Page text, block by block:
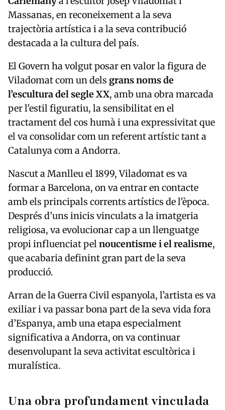
Massanas, en reconeixement a la seva
trajectòria artística i a la seva contribució
destacada a la cultura del país.
El Govern ha volgut posar en valor la figura de
Viladomat com un dels grans noms de
l’escultura del segle XX, amb una obra marcada
per l’estil figuratiu, la sensibilitat en el
tractament del cos humà i una expressivitat que
el va consolidar com un referent artístic tant a
Catalunya com a Andorra.
Nascut a Manlleu el 1899, Viladomat es va
formar a Barcelona, on va entrar en contacte
amb els principals corrents artístics de l’època.
Després d’uns inicis vinculats a la imatgeria
religiosa, va evolucionar cap a un llenguatge
propi influenciat pelnoucentisme i el realisme,
que acabaria definint gran part de la seva
producció.
Arran de la Guerra Civil espanyola, l’artista es va
exiliar i va passar bona part de la seva vida fora
d’Espanya, amb una etapa especialment
significativa a Andorra, on va continuar
desenvolupant la seva activitat escultòrica i
muralística.
Una obra profundament vinculada